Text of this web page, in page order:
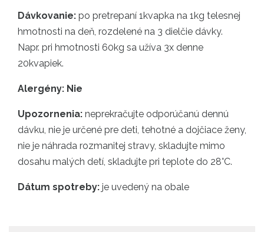
Dávkovanie: po pretrepaní 1kvapka na 1kg telesnej
hmotnosti na deň, rozdelené na 3 dielčie dávky.
Napr. pri hmotnosti 60kg sa užíva 3x denne
20kvapiek.
Alergény: Nie
Upozornenia: neprekračujte odporúčanú dennú
dávku, nie je určené pre deti, tehotné a dojčiace ženy,
nie je náhrada rozmanitej stravy, skladujte mimo
dosahu malých detí, skladujte pri teplote do 28°C.
Dátum spotreby: je uvedený na obale